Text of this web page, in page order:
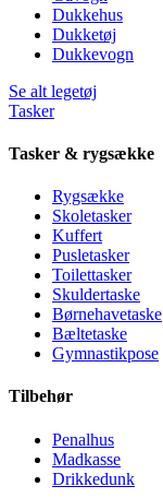
Dukkehus
Dukketøj
Dukkevogn
Se alt legetøj
Tasker
Tasker & rygsække
Rygsække
Skoletasker
Kuffert
Pusletasker
Toilettasker
Skuldertaske
Børnehavetaske
Bæltetaske
Gymnastikpose
Tilbehør
Penalhus
Madkasse
Drikkedunk